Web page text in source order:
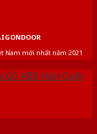
Nam mới nhất năm 2021
Gỗ ABS Hàn Quốc